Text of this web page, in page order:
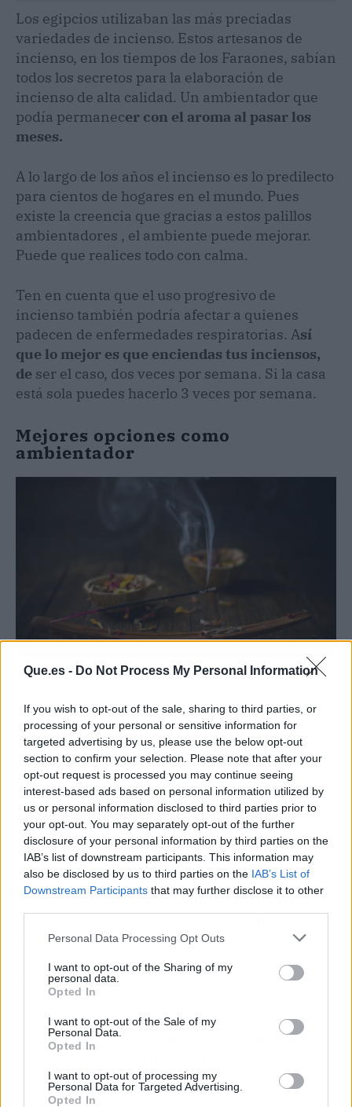
Que.es - Do Not Process My Personal Information
If you wish to opt-out of the sale, sharing to third parties, or
processing of your personal or sensitive information for
targeted advertising by us, please use the below opt-out
section to confirm your selection. Please note that after your
opt-out request is processed you may continue seeing
interest-based ads based on personal information utilized by
us or personal information disclosed to third parties prior to
your opt-out. You may separately opt-out of the further
disclosure of your personal information by third parties on the
IAB’s list of downstream participants. This information may
also be disclosed by us to third parties on the IAB’s List of
Downstream Participants that may further disclose it to other
Personal Data Processing Opt Outs
I want to opt-out of the Sharing of my
personal data.
Opted In
I want to opt-out of the Sale of my
Personal Data.
Opted In
I want to opt-out of processing my
Personal Data for Targeted Advertising.
Opted In
Los egipcios utilizaban las más preciadas
variedades de incienso. Estos artesanos de
incienso, en los tiempos de los Faraones, sabían
todos los secretos para la elaboración de
incienso de alta calidad. Un ambientador que
podía permanecer con el aroma al pasar los
meses.
A lo largo de los años el incienso es lo predilecto
para cientos de hogares en el mundo. Pues
existe la creencia que gracias a estos palillos
ambientadores , el ambiente puede mejorar.
Puede que realices todo con calma.
Ten en cuenta que el uso progresivo de
incienso también podría afectar a quienes
padecen de enfermedades respiratorias. Así
que lo mejor es que enciendas tus inciensos,
de ser el caso, dos veces por semana. Si la casa
está sola puedes hacerlo 3 veces por semana.
Mejores opciones como
ambientador
como ambientador porque sus aromas varían.
Pueden incluir aromas de vainilla, también
pueden ser hechos con semillas, cortezas, flores
y raíces.
Su principal característica es el aroma
agradable que desprende, pues se le atribuyen
propiedades relajantes. Canela, naranja, limón,
varios aromas que además de emplearse como
ambientador, son con fines calmantes. También
nciona con fines espirituales
atraer buenas energías.
Si quieres mejorar la vibración de tu hogar
puedes optar por varios tipos de incienso como
ambientador, en función de lo que quieras
conseguir.Pero, por lo general, sus aromas son
optimizar la energía ambiental.